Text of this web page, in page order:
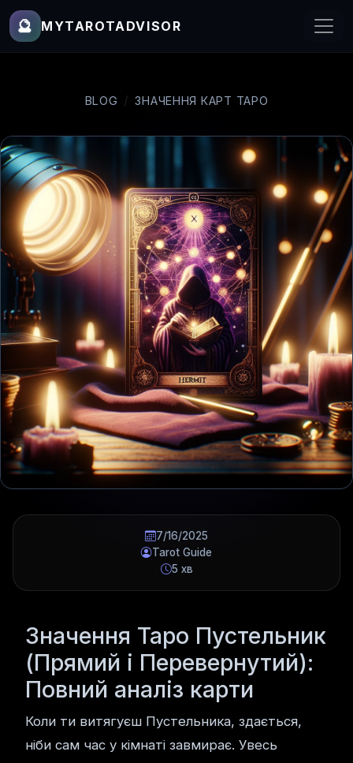
🔮 MYTAROTADVISOR
BLOG ЗНАЧЕННЯ КАРТ ТАРО
7/16/2025
Tarot Guide
5 хв
Значення Таро Пустельник
(Прямий і Перевернутий):
Повний аналіз карти
Коли ти витягуєш Пустельника, здається,
ніби сам час у кімнаті завмирає. Увесь